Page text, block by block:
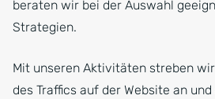
beraten wir bei der Auswahl
Strategien.
Mit unseren Aktivitäten streben
des Traffics auf der Website an